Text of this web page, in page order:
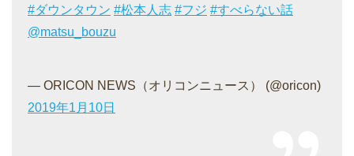
#ダウンタウン #松本人志 #フジ #すべらない話
@matsu_bouzu
— ORICON NEWS（オリコンニュース） (@oricon)
2019年1月10日